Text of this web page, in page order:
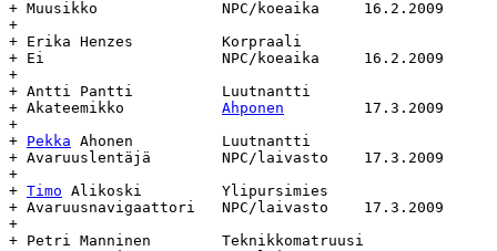
+ Muusikko		NPC/koeaika	16.2.2009	-		-
+
+ Erika Henzes		Korpraali			Korpraali
+ Ei			NPC/koeaika	16.2.2009	-		-
+
+ Antti Pantti		Luutnantti			Luutnantti
Ahponen
+
+ Pekka Ahonen		Luutnantti			Luutnantti
+ Avaruuslentäjä	NPC/laivasto	17.3.2009	-		-
+
+ Timo Alikoski		Ylipursimies			Ylipursimies
+ Avaruusnavigaattori	NPC/laivasto	17.3.2009	-		-
+
+ Petri Manninen	Teknikkomatruusi		Teknikkomatruusi